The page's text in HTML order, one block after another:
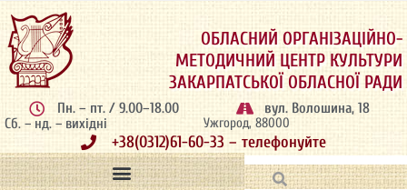
ОБЛАСНИЙ ОРГАНІЗАЦІЙНО-
МЕТОДИЧНИЙ ЦЕНТР КУЛЬТУРИ
ЗАКАРПАТСЬКОЇ ОБЛАСНОЇ РАДИ
Пн. – пт. / 9.00–18.00
Сб. – нд. – вихідні
вул. Волошина, 18
Ужгород, 88000
+38(0312)61-60-33 – телефонуйте